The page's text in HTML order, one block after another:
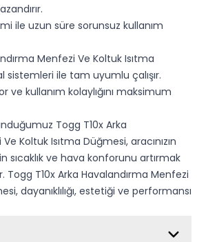
ile uzun süre sorunsuz kullanım
Menfezi Ve Koltuk Isıtma
sistemleri ile tam uyumlu çalışır.
ve kullanım kolaylığını maksimum
Togg T10x Arka
Koltuk Isıtma Düğmesi, aracınızın
sıcaklık ve hava konforunu artırmak
T10x Arka Havalandırma Menfezi
dayanıklılığı, estetiği ve performansı